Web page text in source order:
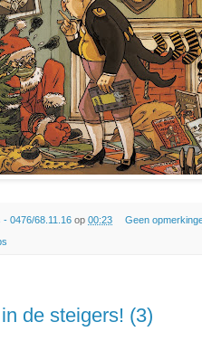
- 0476/68.11.16 op 00:23 Geen
de steigers! (3)